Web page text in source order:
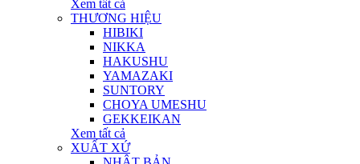
Xem tất cả
THƯƠNG HIỆU
HIBIKI
NIKKA
HAKUSHU
YAMAZAKI
SUNTORY
CHOYA UMESHU
GEKKEIKAN
Xem tất cả
XUẤT XỨ